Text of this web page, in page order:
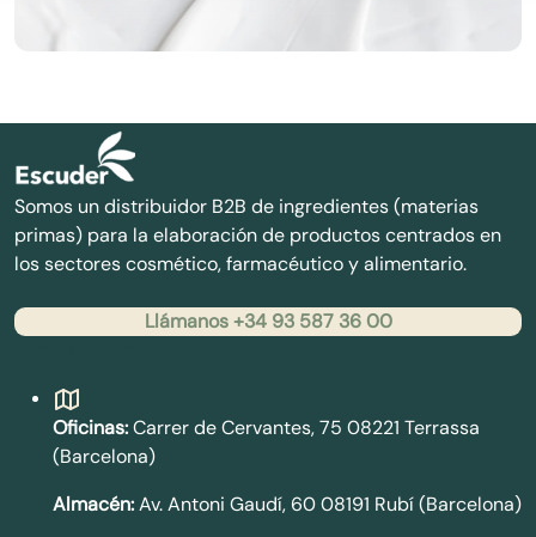
Somos un distribuidor B2B de ingredientes (materias
primas) para la elaboración de productos centrados en
los sectores cosmético, farmacéutico y alimentario.
Llámanos +34 93 587 36 00
Oficinas:Carrer de Cervantes, 75 08221 Terrassa
(Barcelona)
Almacén:Av. Antoni Gaudí, 60 08191 Rubí (Barcelona)